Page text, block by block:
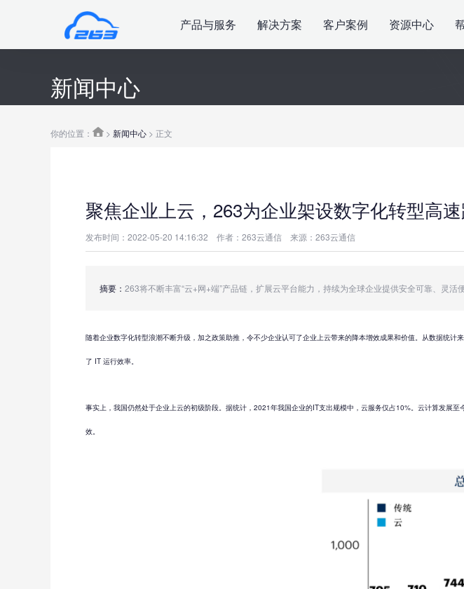
产品与服务 解决方案 客户案例 资源中心
你的位置： >新闻中心 > 正文
新闻中心
聚焦企业上云，263为企业架设数字化转型高
发布时间：2022-05-20 14:16:32 作者：263云通信 来源：263云通信
摘要： 263将不断丰富“云+网+端”产品链，扩展云平台能力，持续为全球企业提供安全可靠、灵活
随着企业数字化转型浪潮不断升级，加之政策助推，令不少企业认可了企业上云带来的降本增效成果和价值。从数据统
了 IT 运行效率。
事实上，我国仍然处于企业上云的初级阶段。据统计，2021年我国企业的IT支出规模中，云服务仅占10%。云计算发展
效。